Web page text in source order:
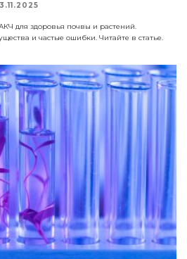
для здоровья почвы и растений.
и частые ошибки. Читайте в статье.